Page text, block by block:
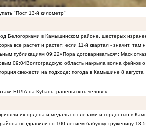
"Пост 13-й километр"
Белогорками в Камышинском районе, шестерых
все растет и растет: если 11-й квартал - значит,
публикациям 09:22«Пора договариваться»: Маск
09:04Волгоградскую область накрыла волна фейков
свежести на подходе: погода в Камышине 8 августа
БПЛА на Кубань: ранены пять человек
их ордена и медаль со слезами и гордостью в
поздравили со 100-летием бабушку-труженицу